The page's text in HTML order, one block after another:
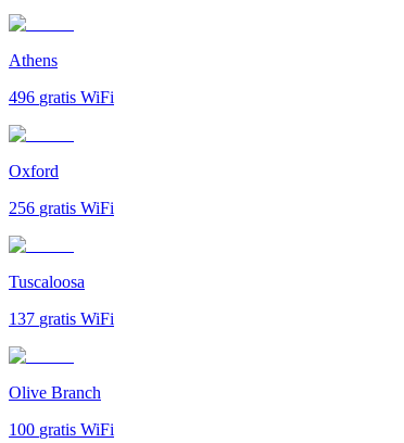
Athens
496 gratis WiFi
Oxford
256 gratis WiFi
Tuscaloosa
137 gratis WiFi
Olive Branch
100 gratis WiFi